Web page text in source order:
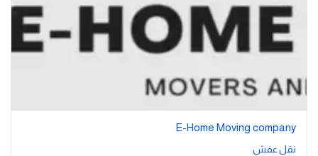
E-Home Moving company
نقل عفش